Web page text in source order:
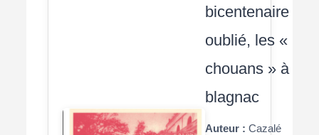
bicentenaire
oublié, les «
chouans » à
blagnac
Auteur : Cazalé